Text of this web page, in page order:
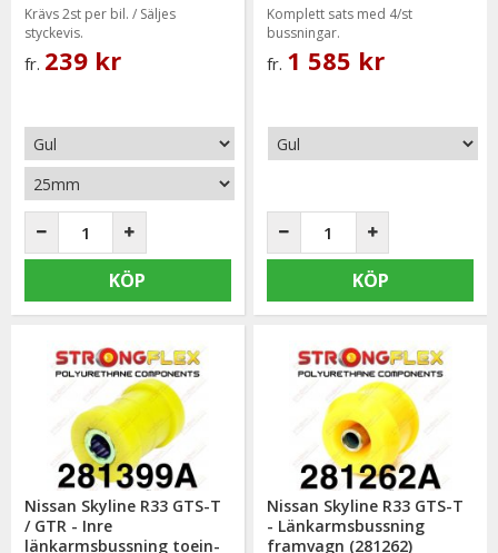
Krävs 2st per bil. / Säljes
styckevis.
fr. 239 kr
KÖP
Komplett sats med 4/st
bussningar.
fr. 1 585 kr
KÖP
Nissan Skyline R33 GTS-T
/ GTR - Inre
länkarmsbussning toein-
Nissan Skyline R33 GTS-T
- Länkarmsbussning
framvagn (281262)